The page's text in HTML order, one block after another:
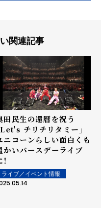
関連記事
田民生の還暦を祝う
Let's チリチリタミー」
ニコーンらしい面白くも
かいバースデーライブ
ライブ／イベント情報